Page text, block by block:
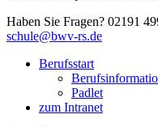
Haben Sie Fragen? 02191
schule@bwv-rs.de
Berufsstart
Padlet
zum Intranet